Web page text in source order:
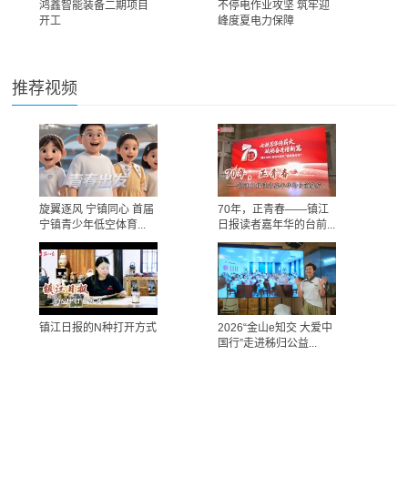
鸿鑫智能装备二期项目
开工
不停电作业攻坚 筑牢迎
峰度夏电力保障
推荐视频
旋翼逐风 宁镇同心 首届
宁镇青少年低空体育...
70年，正青春——镇江
日报读者嘉年华的台前...
镇江日报的N种打开方式
2026“金山e知交 大爱中
国行”走进秭归公益...